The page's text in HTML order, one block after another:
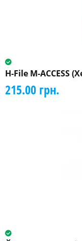
H-File M-ACCESS
215.00 грн.